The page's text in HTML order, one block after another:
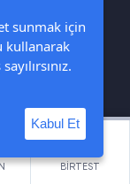
BİRTEST
Haberleri
sunmak için
kullanarak
Kabul Et